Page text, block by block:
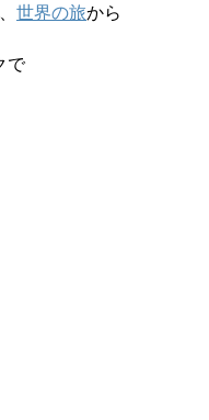
世界の旅から
で